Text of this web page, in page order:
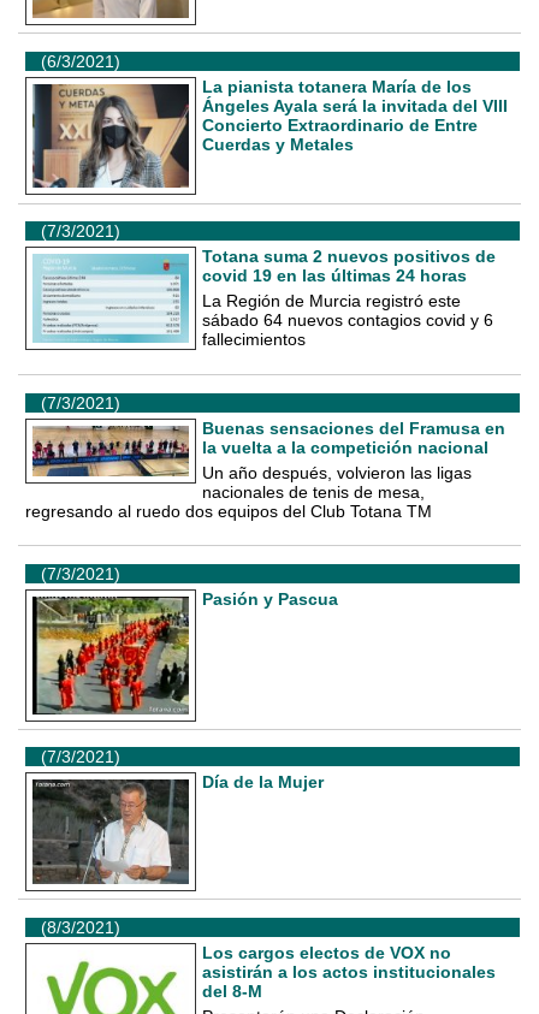
(6/3/2021)
La pianista totanera María de los
Ángeles Ayala será la invitada del VIII
Concierto Extraordinario de Entre
Cuerdas y Metales
(7/3/2021)
Totana suma 2 nuevos positivos de
covid 19 en las últimas 24 horas
La Región de Murcia registró este
sábado 64 nuevos contagios covid y 6
fallecimientos
(7/3/2021)
Buenas sensaciones del Framusa en
la vuelta a la competición nacional
Un año después, volvieron las ligas
nacionales de tenis de mesa,
regresando al ruedo dos equipos del Club Totana TM
(7/3/2021)
Pasión y Pascua
(7/3/2021)
Día de la Mujer
(8/3/2021)
Los cargos electos de VOX no
asistirán a los actos institucionales
del 8-M